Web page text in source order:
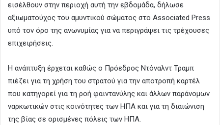
εισέλθουν στην περιοχή αυτή την εβδομάδα, δήλωσε
αξιωματούχος του αμυντικού σώματος στο Associated Press
υπό τον όρο της ανωνυμίας για να περιγράψει τις τρέχουσες
επιχειρήσεις.
Η ανάπτυξη έρχεται καθώς ο Πρόεδρος Ντόναλντ Τραμπ
πιέζει για τη χρήση του στρατού για την αποτροπή καρτέλ
που κατηγορεί για τη ροή φαιντανύλης και άλλων παράνομων
ναρκωτικών στις κοινότητες των ΗΠΑ και για τη διαιώνιση
της βίας σε ορισμένες πόλεις των ΗΠΑ.